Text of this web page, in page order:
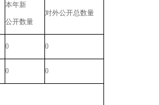
本年新
公开数量
对外公开总数量
0 0
0 0